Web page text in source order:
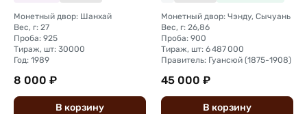
Монетный двор: Шанхай
Вес, г: 27
Проба: 925
Тираж, шт: 30000
Год: 1989
8 000 ₽
В корзину
Монетный двор: Чэнду, Сычуань
Вес, г: 26,86
Проба: 900
Тираж, шт: 6 487 000
Правитель: Гуансюй (1875-1908)
45 000 ₽
В корзину